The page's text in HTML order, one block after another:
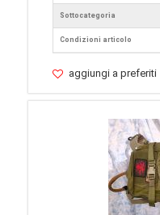
Sottocategoria
Condizioni articolo
aggiungi a preferiti